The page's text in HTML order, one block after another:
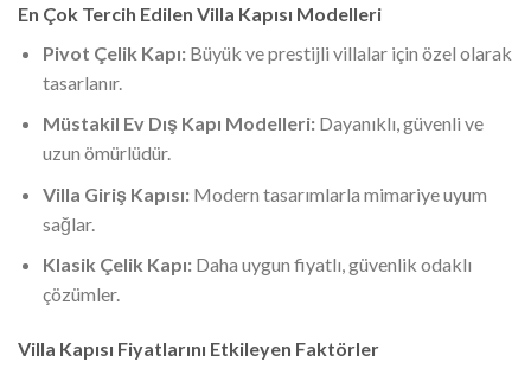
En Çok Tercih Edilen Villa Kapısı Modelleri
Pivot Çelik Kapı:Büyük ve prestijli villalar için özel olarak
tasarlanır.
Müstakil Ev Dış Kapı Modelleri:Dayanıklı, güvenli ve
uzun ömürlüdür.
Villa Giriş Kapısı:Modern tasarımlarla mimariye uyum
sağlar.
Klasik Çelik Kapı:Daha uygun fiyatlı, güvenlik odaklı
çözümler.
Villa Kapısı Fiyatlarını Etkileyen Faktörler